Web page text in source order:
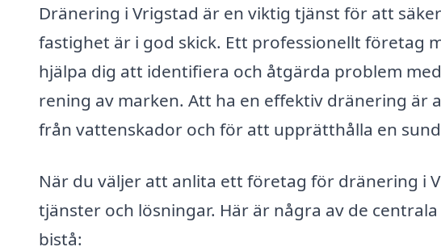
Dränering i Vrigstad är en viktig tjänst för att
fastighet är i god skick. Ett professionellt företag
hjälpa dig att identifiera och åtgärda problem
rening av marken. Att ha en effektiv dränering är
från vattenskador och för att upprätthålla en
När du väljer att anlita ett företag för dränering i
tjänster och lösningar. Här är några av de
bistå: